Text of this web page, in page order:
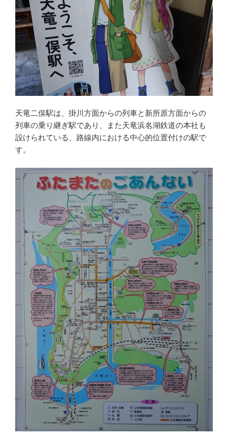
天竜二俣駅は、掛川方面からの列車と新所原方面からの
列車の乗り継ぎ駅であり、また天竜浜名湖鉄道の本社も
設けられている、路線内における中心的位置付けの駅で
す。